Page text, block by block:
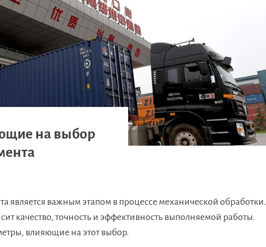
на выбор
является важным этапом в процессе механической обработки.
качество, точность и эффективность выполняемой работы.
влияющие на этот выбор.